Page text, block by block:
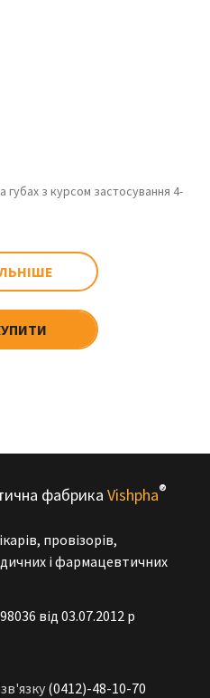
губах з курсом застосування 4-
фабрика Vishpha®
провізорів,
і фармацевтичних
від 03.07.2012 р
(0412)-48-10-70